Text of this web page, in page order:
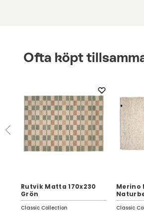
Ofta köpt
Rutvik Matta 170x230
Grön
Classic Collection
Merino
Classic